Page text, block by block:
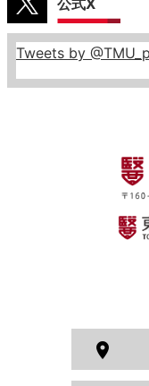
Tweets by
room